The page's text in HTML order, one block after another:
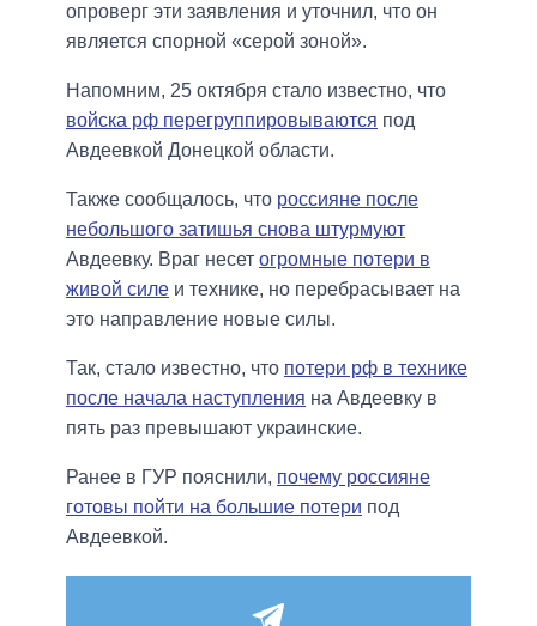
опроверг эти заявления и уточнил, что он
является спорной «серой зоной».
Напомним, 25 октября стало известно, что
войска рф перегруппировываются под
Авдеевкой Донецкой области.
Также сообщалось, что россияне после
небольшого затишья снова штурмуют
Авдеевку. Враг несет огромные потери в
живой силе и технике, но перебрасывает на
это направление новые силы.
Так, стало известно, что потери рф в технике
после начала наступления на Авдеевку в
пять раз превышают украинские.
Ранее в ГУР пояснили, почему россияне
готовы пойти на большие потери под
Авдеевкой.